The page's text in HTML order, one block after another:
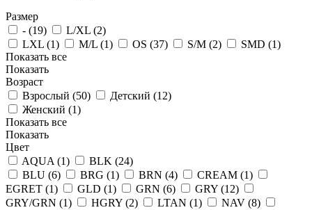
Размер
- (19) L/XL (2)
LXL (1) M/L (1) OS (37) S/M (2) SMD (1)
Показать все
Показать
Возраст
Взрослый (50) Детский (12)
Женский (1)
Показать все
Показать
Цвет
AQUA (1) BLK (24)
BLU (6) BRG (1) BRN (4) CREAM (1)
EGRET (1) GLD (1) GRN (6) GRY (12)
GRY/GRN (1) HGRY (2) LTAN (1) NAV (8)